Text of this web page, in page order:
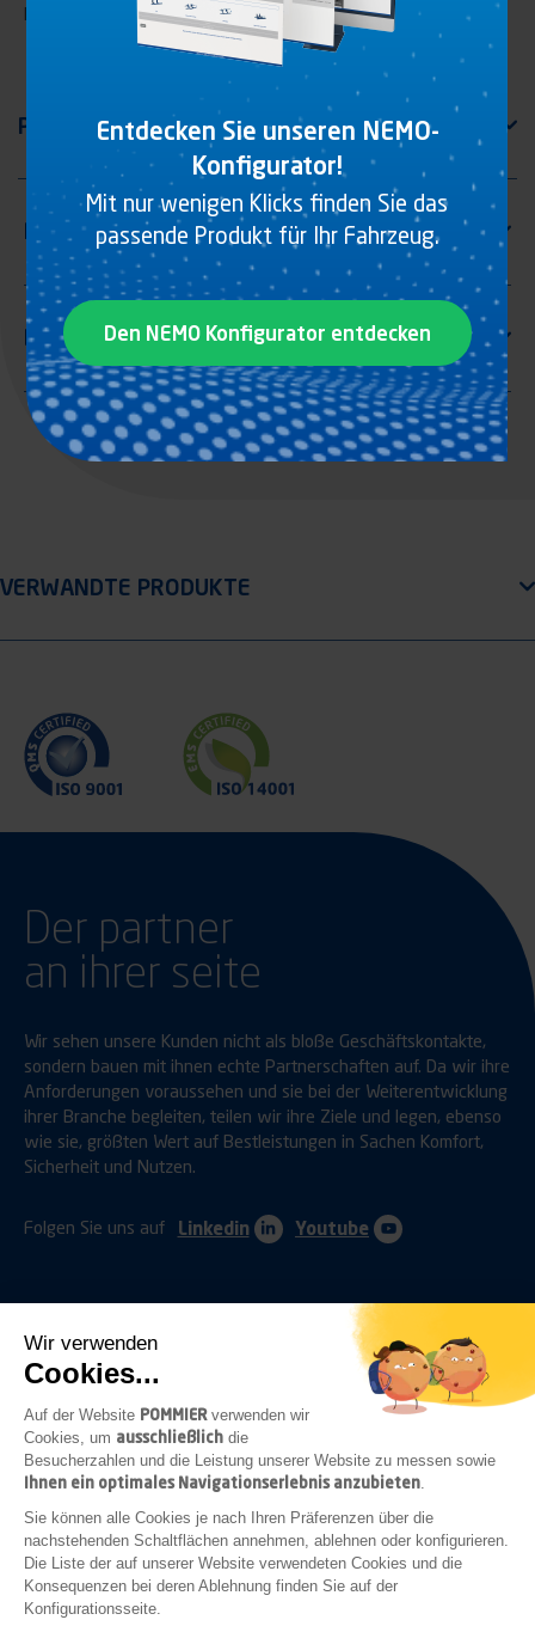
Wir verwenden
Cookies...
Auf der Website POMMIER verwenden wir
Cookies, um ausschließlich die
Besucherzahlen und die Leistung unserer Website zu messen sowie
Ihnen ein optimales Navigationserlebnis anzubieten.
Sie können alle Cookies je nach Ihren Präferenzen über die
nachstehenden Schaltflächen annehmen, ablehnen oder konfigurieren.
Die Liste der auf unserer Website verwendeten Cookies und die
Konsequenzen bei deren Ablehnung finden Sie auf der
Konfigurationsseite.
Kasten für Feuerlöscher 6 Kg
Der partner
an ihrer seite
Wir sehen unsere Kunden nicht als bloße Geschäftskontakte,
sondern bauen mit ihnen echte Partnerschaften auf. Da wir ihre
Anforderungen voraussehen und sie bei der Weiterentwicklung
ihrer Branche begleiten, teilen wir ihre Ziele und legen, ebenso
wie sie, größten Wert auf Bestleistungen in Sachen Komfort,
Sicherheit und Nutzen.
Folgen Sie uns auf Linkedin Youtube
SCHUTZVORRICHTUNGEN
HILFSRAHMENZUBEHÖR
Entdecken Sie unseren NEMO-
Konfigurator!
Mit nur wenigen Klicks finden Sie das
passende Produkt für Ihr Fahrzeug.
Den NEMO Konfigurator entdecken